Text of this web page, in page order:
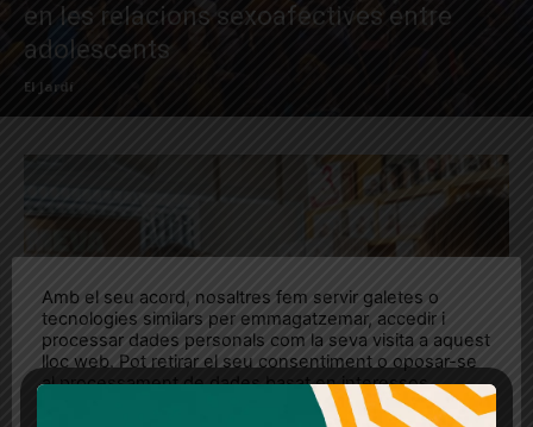
en les relacions sexoafectives entre
adolescents
El Jardí
Amb el seu acord, nosaltres fem servir galetes o
tecnologies similars per emmagatzemar, accedir i
processar dades personals com la seva visita a aquest
lloc web. Pot retirar el seu consentiment o oposar-se
al processament de dades basat en interessos
legítims en qualsevol moment fent clic a "Ajustos de